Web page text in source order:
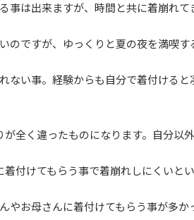
事は出来ますが、時間と共に着崩れて
のですが、ゆっくりと夏の夜を満喫
ない事。経験からも自分で着付ける
全く違ったものになります。自分以
付けてもらう事で着崩れしにくいと
やお母さんに着付けてもらう事が多か